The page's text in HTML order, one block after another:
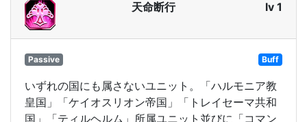
天命断行 lv 1
Passive Buff
いずれの国にも属さないユニット。「ハルモニア教
皇国」「ケイオスリオン帝国」「トレイセーマ共和
国」「ティルヘルム」所属ユニット並びに「コマン